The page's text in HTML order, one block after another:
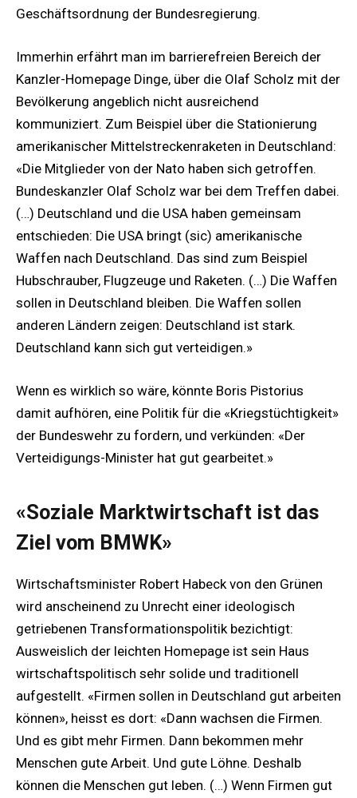
Geschäftsordnung der Bundesregierung.
Immerhin erfährt man im barrierefreien Bereich der
Kanzler-Homepage Dinge, über die Olaf Scholz mit der
Bevölkerung angeblich nicht ausreichend
kommuniziert. Zum Beispiel über die Stationierung
amerikanischer Mittelstreckenraketen in Deutschland:
«Die Mitglieder von der Nato haben sich getroffen.
Bundeskanzler Olaf Scholz war bei dem Treffen dabei.
(…) Deutschland und die USA haben gemeinsam
entschieden: Die USA bringt (sic) amerikanische
Waffen nach Deutschland. Das sind zum Beispiel
Hubschrauber, Flugzeuge und Raketen. (…) Die Waffen
sollen in Deutschland bleiben. Die Waffen sollen
anderen Ländern zeigen: Deutschland ist stark.
Deutschland kann sich gut verteidigen.»
Wenn es wirklich so wäre, könnte Boris Pistorius
damit aufhören, eine Politik für die «Kriegstüchtigkeit»
der Bundeswehr zu fordern, und verkünden: «Der
Verteidigungs-Minister hat gut gearbeitet.»
«Soziale Marktwirtschaft ist das
Ziel vom BMWK»
Wirtschaftsminister Robert Habeck von den Grünen
wird anscheinend zu Unrecht einer ideologisch
getriebenen Transformationspolitik bezichtigt:
Ausweislich der leichten Homepage ist sein Haus
wirtschaftspolitisch sehr solide und traditionell
aufgestellt. «Firmen sollen in Deutschland gut arbeiten
können», heisst es dort: «Dann wachsen die Firmen.
Und es gibt mehr Firmen. Dann bekommen mehr
Menschen gute Arbeit. Und gute Löhne. Deshalb
können die Menschen gut leben. (…) Wenn Firmen gut